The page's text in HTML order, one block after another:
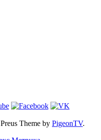
Preus Theme by PigeonTV.